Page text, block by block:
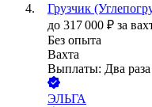
Грузчик
до 317 000 ₽ за
Без опыта
Вахта
Выплаты: Два раза
ЭЛЬГА